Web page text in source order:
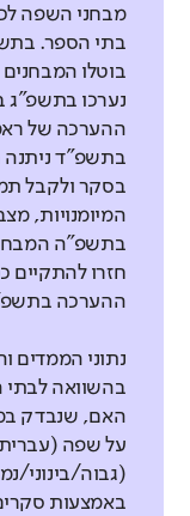
מבחני השפה
בתי הספר.
בוטלו
נערכו בתשפ"ג
ההערכה של
בתשפ"ד
בסקר ולקבל
המיומנויות,
בתשפ"ה
חזרו להתקיים
ההערכה
נתוני הממדים
בהשוואה
האם, שנבדק
על שפה
(גבוה/בינוני/
באמצעות